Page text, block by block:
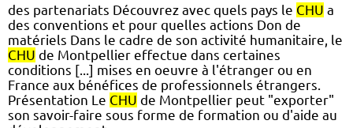
des partenariats Découvrez avec quels pays le CHU a
des conventions et pour quelles actions Don de
matériels Dans le cadre de son activité humanitaire, le
CHU de Montpellier effectue dans certaines
conditions [...] mises en oeuvre à l'étranger ou en
France aux bénéfices de professionnels étrangers.
Présentation Le CHU de Montpellier peut "exporter"
son savoir-faire sous forme de formation ou d'aide au